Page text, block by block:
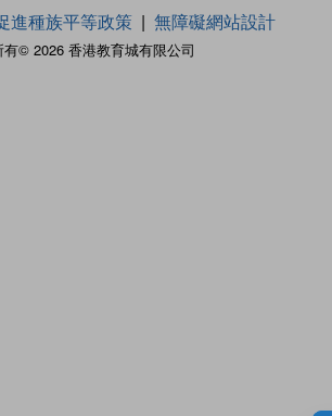
有© 2026 香港教育城有限公司
進種族平等政策 無障礙網站設計